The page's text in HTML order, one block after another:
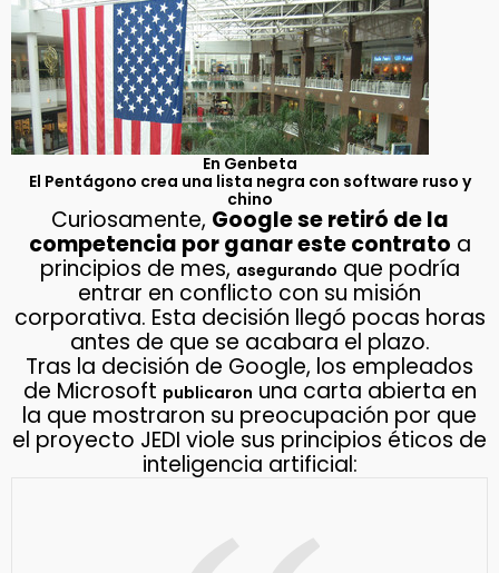
En Genbeta
El Pentágono crea una lista negra con software ruso y
chino
Curiosamente, Google se retiró de la
competencia por ganar este contrato a
principios de mes, asegurando que podría
entrar en conflicto con su misión
corporativa. Esta decisión llegó pocas horas
antes de que se acabara el plazo.
Tras la decisión de Google, los empleados
de Microsoft publicaron una carta abierta en
la que mostraron su preocupación por que
el proyecto JEDI viole sus principios éticos de
inteligencia artificial: